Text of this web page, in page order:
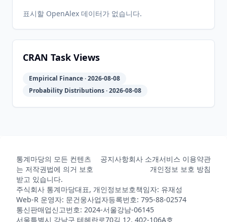
표시할 OpenAlex 데이터가 없습니다.
CRAN Task Views
Empirical Finance · 2026-08-08
Probability Distributions · 2026-08-08
통계마당의 모든 컨텐츠
는 저작권법에 의거 보호
받고 있습니다.
공지사항회사 소개서비스 이용약관
개인정보 보호 방침
주식회사 통계마당대표, 개인정보보호책임자: 유재성
Web-R 운영자: 문건웅사업자등록번호: 795-88-02574
통신판매업신고번호: 2024-서울강남-06145
서울특별시 강남구 테헤란로70길 12, 402-106A호